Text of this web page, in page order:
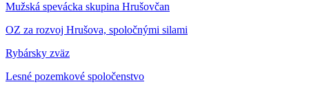
Mužská spevácka skupina Hrušovčan
OZ za rozvoj Hrušova, spoločnými silami
Rybársky zväz
Lesné pozemkové spoločenstvo